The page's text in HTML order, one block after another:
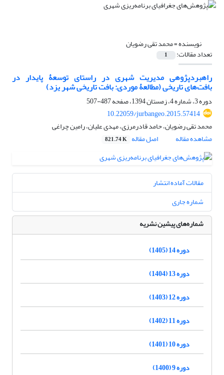
نویسنده =محمد تقی رضویان
تعداد مقالات: 1
راهبردپژوهی مدیریت شهری در راستای توسعۀ پایدار در
بافت‌‌های تاریخی (مطالعۀ موردی: بافت تاریخی شهر یزد)
دوره 3، شماره 4، زمستان 1394، صفحه
487-507
10.22059/jurbangeo.2015.57414
محمد تقی رضویان، حامد قادرمرزی، مهدی علیان، رامین چراغی
مشاهده مقاله
اصل مقاله 821.74 K
مقالات آماده انتشار
شماره جاری
شماره‌های پیشین نشریه
دوره 14 (1405)
دوره 13 (1404)
دوره 12 (1403)
دوره 11 (1402)
دوره 10 (1401)
دوره 9 (1400)